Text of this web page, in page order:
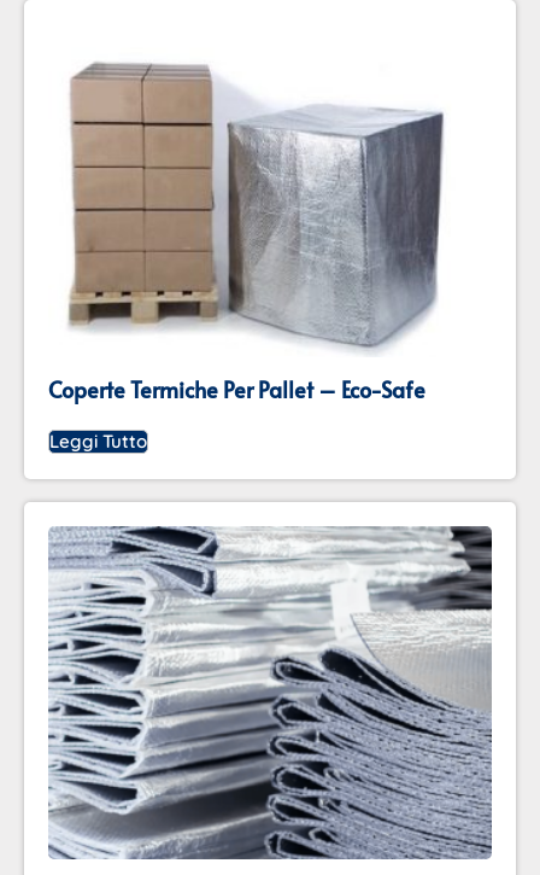
Coperte Termiche Per Pallet – Eco-Safe
Leggi Tutto